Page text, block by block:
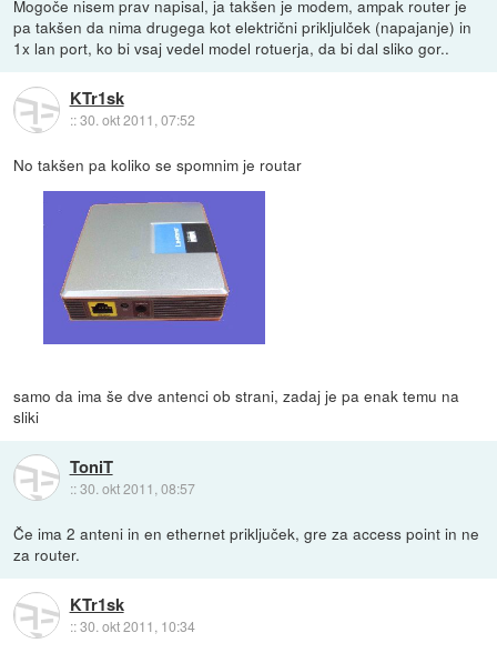
Mogoče nisem prav napisal, ja takšen je modem, ampak router je
pa takšen da nima drugega kot električni prikljulček (napajanje) in
1x lan port, ko bi vsaj vedel model rotuerja, da bi dal sliko gor..
KTr1sk
::30. okt 2011, 07:52
No takšen pa koliko se spomnim je routar
samo da ima še dve antenci ob strani, zadaj je pa enak temu na
sliki
ToniT
::30. okt 2011, 08:57
Če ima 2 anteni in en ethernet priključek, gre za access point in ne
za router.
KTr1sk
::30. okt 2011, 10:34